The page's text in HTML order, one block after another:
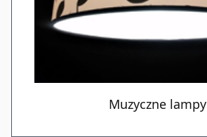
Muzyczne lampy